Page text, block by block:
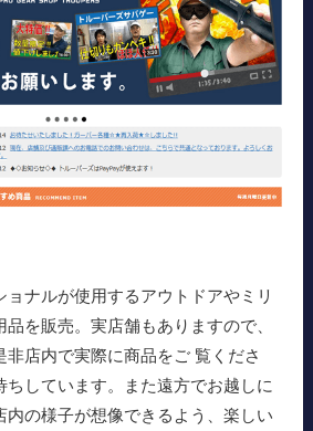
ナルが使用するアウトドアやミリ
を販売。実店舗もありますので、
店内で実際に商品をご 覧くださ
ちしています。また遠方でお越しに
内の様子が想像できるよう、楽しい